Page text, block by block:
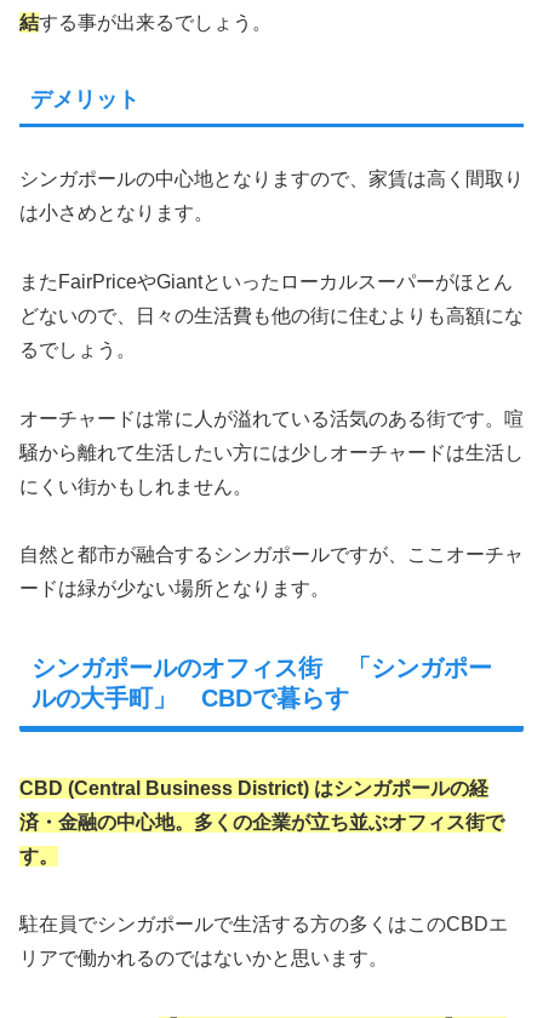
結する事が出来るでしょう。
デメリット
シンガポールの中心地となりますので、家賃は高く間取り
は小さめとなります。
またFairPriceやGiantといったローカルスーパーがほとん
どないので、日々の生活費も他の街に住むよりも高額にな
るでしょう。
オーチャードは常に人が溢れている活気のある街です。喧
騒から離れて生活したい方には少しオーチャードは生活し
にくい街かもしれません。
自然と都市が融合するシンガポールですが、ここオーチャ
ードは緑が少ない場所となります。
シンガポールのオフィス街 「シンガポー
ルの大手町」 CBDで暮らす
CBD (Central Business District) はシンガポールの経
済・金融の中心地。多くの企業が立ち並ぶオフィス街で
す。
駐在員でシンガポールで生活する方の多くはこのCBDエ
リアで働かれるのではないかと思います。